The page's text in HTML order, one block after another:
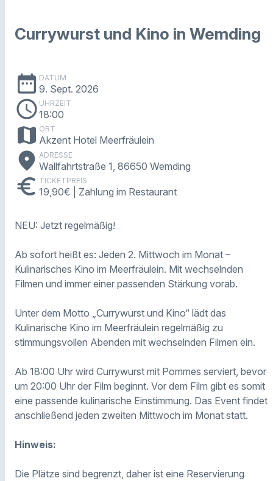
Currywurst und Kino in Wemding
date_range DATUM
9. Sept. 2026
schedule UHRZEIT
18:00
map ORT
Akzent Hotel Meerfräulein
place ADRESSE
Wallfahrtstraße 1, 86650 Wemding
euro TICKETPREIS
19,90€ | Zahlung im Restaurant
NEU: Jetzt regelmäßig!
Ab sofort heißt es: Jeden 2. Mittwoch im Monat –
Kulinarisches Kino im Meerfräulein. Mit wechselnden
Filmen und immer einer passenden Stärkung vorab.
Unter dem Motto „Currywurst und Kino“ lädt das
Kulinarische Kino im Meerfräulein regelmäßig zu
stimmungsvollen Abenden mit wechselnden Filmen ein.
Ab 18:00 Uhr wird Currywurst mit Pommes serviert, bevor
um 20:00 Uhr der Film beginnt. Vor dem Film gibt es somit
eine passende kulinarische Einstimmung. Das Event findet
anschließend jeden zweiten Mittwoch im Monat statt.
Hinweis:
Die Plätze sind begrenzt, daher ist eine Reservierung